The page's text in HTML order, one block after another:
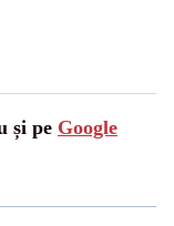
și pe Google